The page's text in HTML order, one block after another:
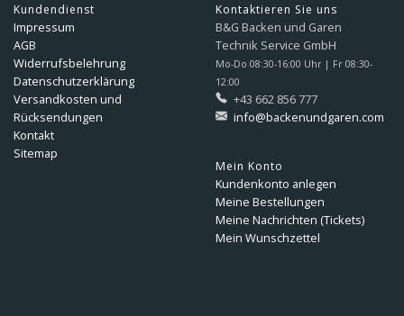
Kundendienst
Impressum
AGB
Widerrufsbelehrung
Datenschutzerklärung
Versandkosten und
Rücksendungen
Kontakt
Sitemap
Kontaktieren Sie uns
B&G Backen und Garen
Technik Service GmbH
Mo-Do 08:30-16:00 Uhr | Fr 08:30-
12:00
+43 662 856 777
info@backenundgaren.com
Mein Konto
Kundenkonto anlegen
Meine Bestellungen
Meine Nachrichten (Tickets)
Mein Wunschzettel